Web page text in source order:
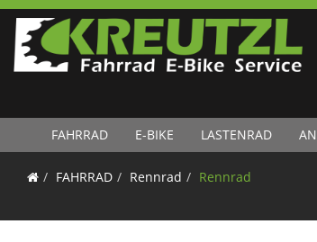
FAHRRAD E-BIKE LASTENRAD
FAHRRAD Rennrad Rennrad